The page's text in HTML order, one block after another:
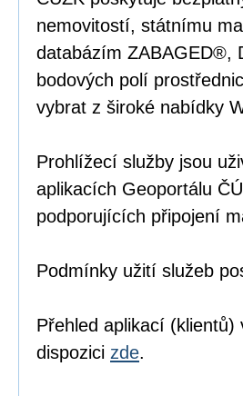
nemovitostí, státnímu
databázím ZABAGED®,
bodových polí
vybrat z široké nabídky
Prohlížecí služby jsou
aplikacích Geoportálu
podporujících připojení
Podmínky užití služeb
Přehled aplikací
dispozici zde.